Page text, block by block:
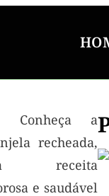
a
recheada,
receita
e saudável